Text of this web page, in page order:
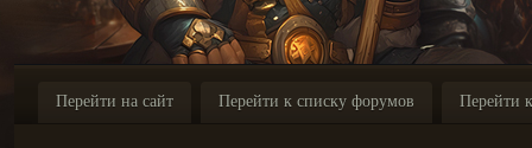
Перейти на сайт Перейти к списку форумов Перейти